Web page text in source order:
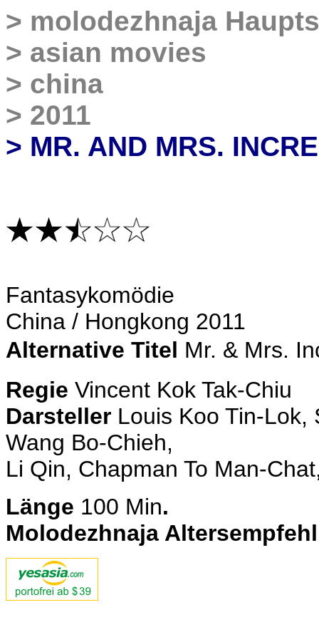
> molodezhnaja
> asian movies
> china
> 2011
> MR. AND MRS.
Fantasykomödie
China / Hongkong 2011
Alternative Titel Mr. & Mrs.
Regie Vincent Kok Tak-Chiu
Darsteller Louis Koo Tin-Lok,
Wang Bo-Chieh,
Li Qin, Chapman To Man-
Länge 100 Min.
Molodezhnaja